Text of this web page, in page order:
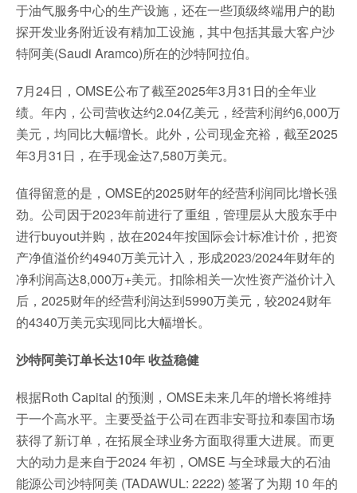
于油气服务中心的生产设施，还在一些顶级终端用户的勘
探开发业务附近设有精加工设施，其中包括其最大客户沙
特阿美(Saudi Aramco)所在的沙特阿拉伯。
7月24日，OMSE公布了截至2025年3月31日的全年业
绩。年内，公司营收达约2.04亿美元，经营利润约6,000万
美元，均同比大幅増长。此外，公司现金充裕，截至2025
年3月31日，在手现金达7,580万美元。
值得留意的是，OMSE的2025财年的经营利润同比增长强
劲。公司因于2023年前进行了重组，管理层从大股东手中
进行buyout并购，故在2024年按国际会计标准计价，把资
产净值溢价约4940万美元计入，形成2023/2024年财年的
净利润高达8,000万+美元。扣除相关一次性资产溢价计入
后，2025财年的经营利润达到5990万美元，较2024财年
的4340万美元实现同比大幅增长。
沙特阿美订单长达10年 收益稳健
根据Roth Capital 的预测，OMSE未来几年的增长将维持
于一个高水平。主要受益于公司在西非安哥拉和泰国市场
获得了新订单，在拓展全球业务方面取得重大进展。而更
大的动力是来自于2024 年初，OMSE 与全球最大的石油
能源公司沙特阿美 (TADAWUL: 2222) 签署了为期 10 年的